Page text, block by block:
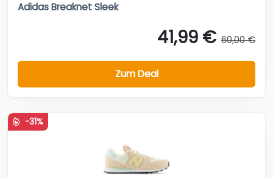
Adidas Breaknet Sleek
41,99 € 60,00 €
Zum Deal
-31%